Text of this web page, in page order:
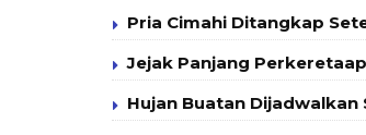
Pria Cimahi Ditangkap
Jejak Panjang
Hujan Buatan